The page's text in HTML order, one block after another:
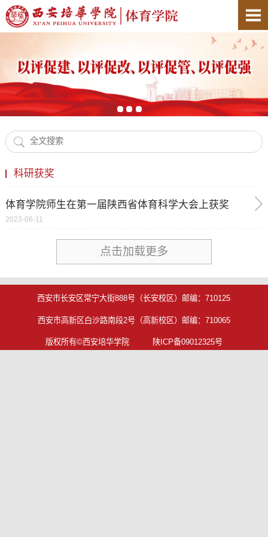
科研获奖
体育学院师生在第一届陕西省体育科学大会上获奖
2023-06-11
点击加载更多
西安市长安区常宁大街888号（长安校区）邮编：710125
西安市高新区白沙路南段2号（高新校区）邮编：710065
版权所有©西安培华学院 陕ICP备09012325号